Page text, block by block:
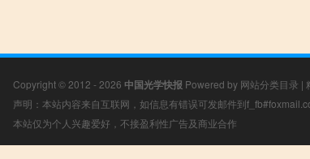
Copyright © 2012 - 2026 中国光学快报 Powered by 网站分类目录 |
声明：本站内容来自互联网，如信息有错误可发邮件到
本站仅为个人兴趣爱好，不接盈利性广告及商业合作